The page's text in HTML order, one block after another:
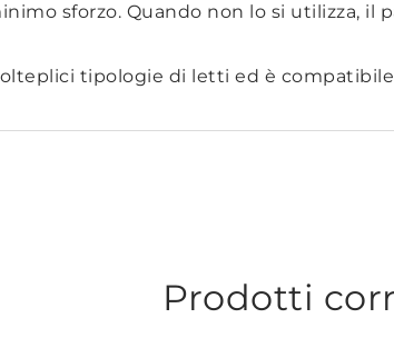
sforzo. Quando non lo si utilizza, il
tipologie di letti ed è
Prodotti